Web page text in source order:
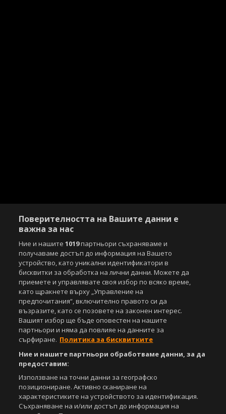
Copyright © 2007-2026 Агенция Спортал. Всички права запазени.
Този уебсайт е собственост наSportal Media Group
За нас Екип За рекламa
Общи условия
Етични правила на НСС
Лични данни
Управление на предпочитания
Съдържанието на този уеб сайт и технологиите, използвани в него, са
под закрила на Закона за авторското право и сродните му права.
видео материали, публикувани в сайта, са собственост на Агенция
Спортал, освен ако изрично е посочено друго. Допуска се
публикуване на текстови материали само след писмено съгласие на
Агенция Спортал, посочване на източника и добавяне на линк към
www.sportal.bg. Използването на графични и видео материали,
публикувани в сайта, е строго забранено. Нарушителите ще бъдат
санкционирани с цялата строгост на закона.
Поверителността на Вашите данни е
важна за нас
Ние и нашите1019партньори съхраняваме и
получаваме достъп до информация на Вашето
устройство, като уникални идентификатори в
бисквитки за обработка на лични данни. Можете да
приемете и управлявате своя избор по всяко време,
като щракнете върху „Управление на
предпочитания“, включително правото си да
възразите, като се позовете на законен интерес.
Вашият избор ще бъде оповестен на нашите
партньори и няма да повлияе на данните за
сърфиране. Политика за бисквитките
Ние и нашите партньори обработваме данни, за да
предоставим:
Използване на точни данни за географско
позициониране. Активно сканиране на
характеристиките на устройството за идентификация.
Съхраняване на и/или достъп до информация на